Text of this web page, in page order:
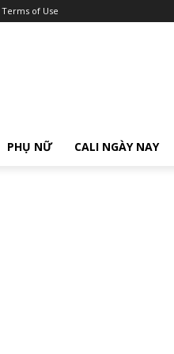
Terms of Use
PHỤ NỮ CALI NGÀY NAY